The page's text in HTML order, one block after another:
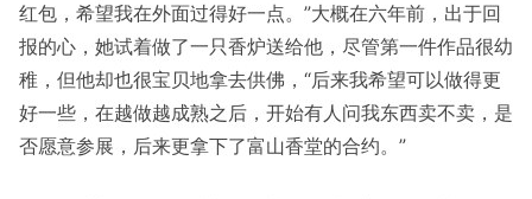
红包，希望我在外面过得好一点。”大概在六年前，出于回
报的心，她试着做了一只香炉送给他，尽管第一件作品很幼
稚，但他却也很宝贝地拿去供佛，“后来我希望可以做得更
好一些，在越做越成熟之后，开始有人问我东西卖不卖，是
否愿意参展，后来更拿下了富山香堂的合约。”